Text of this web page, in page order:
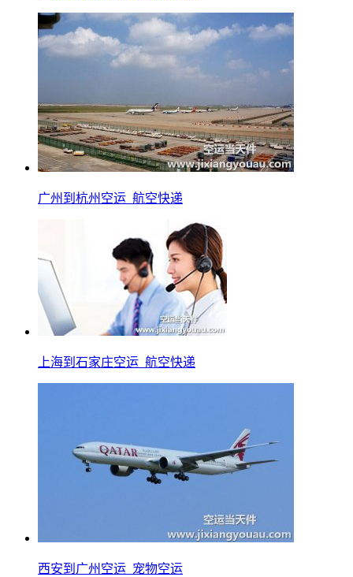
广州到杭州空运_航空快递
上海到石家庄空运_航空快递
西安到广州空运_宠物空运